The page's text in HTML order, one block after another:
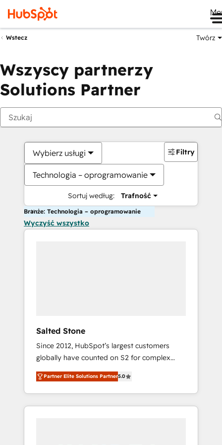
Wstecz Twórz
Wszyscy partnerzy
Solutions Partner
Wybierz usługi
Technologia – oprogramowanie
Sortuj według: Trafność
Filtry
Branże: Technologia – oprogramowanie
Wyczyść wszystko
Salted Stone
Since 2012, HubSpot’s largest customers
globally have counted on S2 for complex
migrations, change management, systems
integration, and creative solutions that
deliver measurable impact and transform
brand experiences As one of the few full-
Partner Elite Solutions Partner5.0